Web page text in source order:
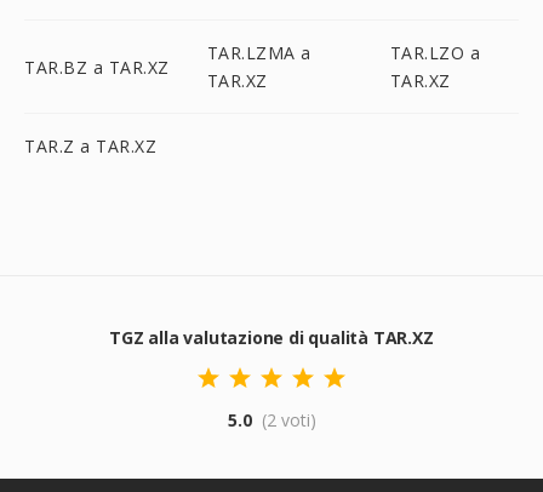
TAR.BZ a TAR.XZ
TAR.LZMA a
TAR.XZ
TAR.LZO a
TAR.XZ
TAR.Z a TAR.XZ
TGZ alla valutazione di qualità TAR.XZ
5.0 (2 voti)